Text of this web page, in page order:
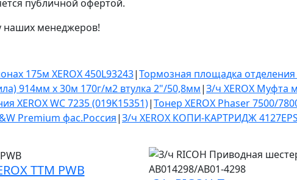
публичной офертой.
наших менеджеров!
175м XEROX 450L93243|Тормозная площадка отделения
914мм х 30м 170г/м2 втулка 2"/50,8мм|З/ч XEROX Муфта
XEROX WC 7235 (019K15351)|Тонер XEROX Phaser 7500/
Premium фас.Россия|З/ч XEROX КОПИ-КАРТРИДЖ 4127EPS
TTM PWB